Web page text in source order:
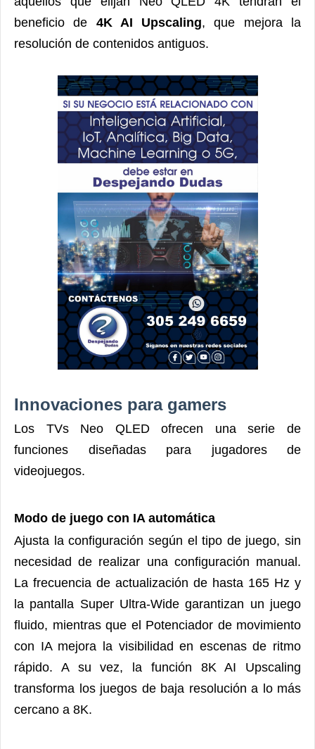
beneficio de 4K AI Upscaling, que mejora la
resolución de contenidos antiguos.
Innovaciones para gamers
Los TVs Neo QLED ofrecen una serie de
funciones diseñadas para jugadores de
videojuegos.
Modo de juego con IA automática
Ajusta la configuración según el tipo de juego, sin
necesidad de realizar una configuración manual.
La frecuencia de actualización de hasta 165 Hz y
la pantalla Super Ultra-Wide garantizan un juego
fluido, mientras que el Potenciador de movimiento
con IA mejora la visibilidad en escenas de ritmo
rápido. A su vez, la función 8K AI Upscaling
transforma los juegos de baja resolución a lo más
cercano a 8K.